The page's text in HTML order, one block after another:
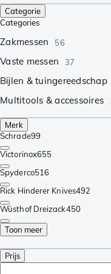
Categorie
Categories
Zakmessen 56
Vaste messen 37
Bijlen & tuingereedschap
Multitools & accessoires
Merk
Schrade99
Victorinox655
Spyderco516
Rick Hinderer Knives492
Wüsthof Dreizack450
Toon meer
Prijs